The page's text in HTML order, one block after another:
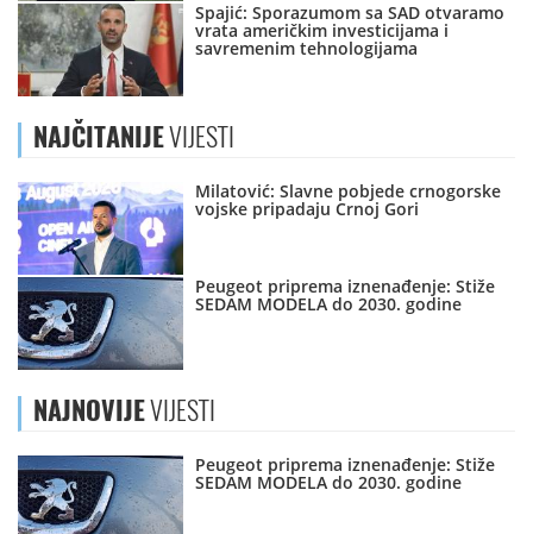
Spajić: Sporazumom sa SAD otvaramo
vrata američkim investicijama i
savremenim tehnologijama
NAJČITANIJEVIJESTI
Milatović: Slavne pobjede crnogorske
vojske pripadaju Crnoj Gori
Peugeot priprema iznenađenje: Stiže
SEDAM MODELA do 2030. godine
NAJNOVIJEVIJESTI
Peugeot priprema iznenađenje: Stiže
SEDAM MODELA do 2030. godine